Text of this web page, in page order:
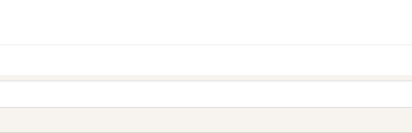
指定しなくても検索できます。